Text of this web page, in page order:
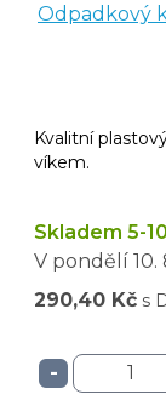
Odpadkový
Kvalitní
víkem.
Skladem 5-
V pondělí 10.
290,40 Kč s
-